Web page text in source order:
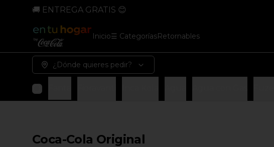
🚚 ENTREGA GRATIS 😊
Inicio☰ CategoríasRetornables
¿Dónde quieres pedir?
Sprite
Coca-Cola Original